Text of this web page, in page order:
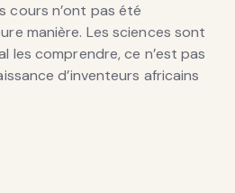
cours n’ont pas été
manière. Les sciences sont
les comprendre, ce n’est pas
d’inventeurs africains